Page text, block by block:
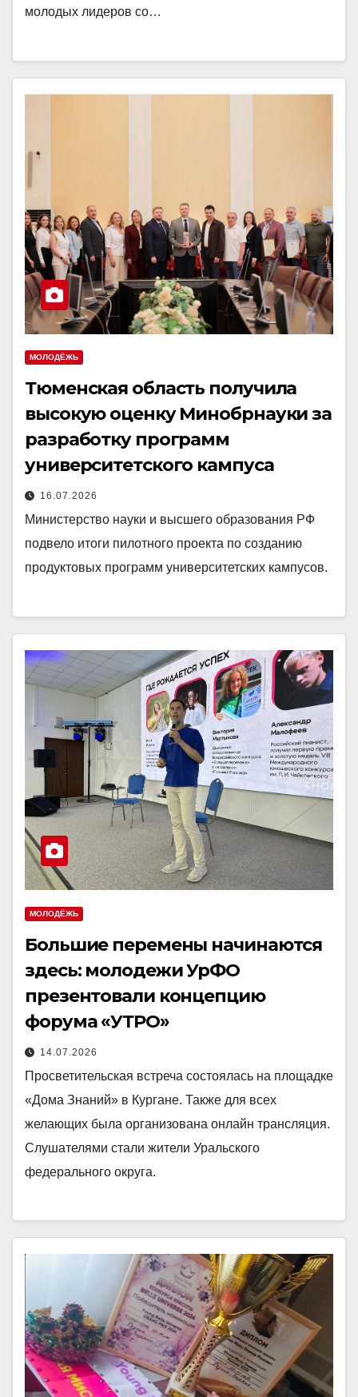
молодых лидеров со…
МОЛОДЁЖЬ
Тюменская область получила
высокую оценку Минобрнауки за
разработку программ
университетского кампуса
16.07.2026
Министерство науки и высшего образования РФ
подвело итоги пилотного проекта по созданию
продуктовых программ университетских кампусов.
МОЛОДЁЖЬ
Большие перемены начинаются
здесь: молодежи УрФО
презентовали концепцию
форума «УТРО»
14.07.2026
Просветительская встреча состоялась на площадке
«Дома Знаний» в Кургане. Также для всех
желающих была организована онлайн трансляция.
Слушателями стали жители Уральского
федерального округа.